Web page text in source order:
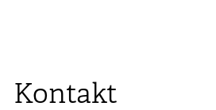
Kontakt